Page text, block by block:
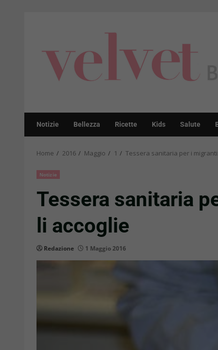
Notizie Bellezza Ricette Kids Salute
Home 2016 Maggio 1 Tessera sanitaria per i
Notizie
Tessera sanitaria
li accoglie
Redazione 1 Maggio 2016